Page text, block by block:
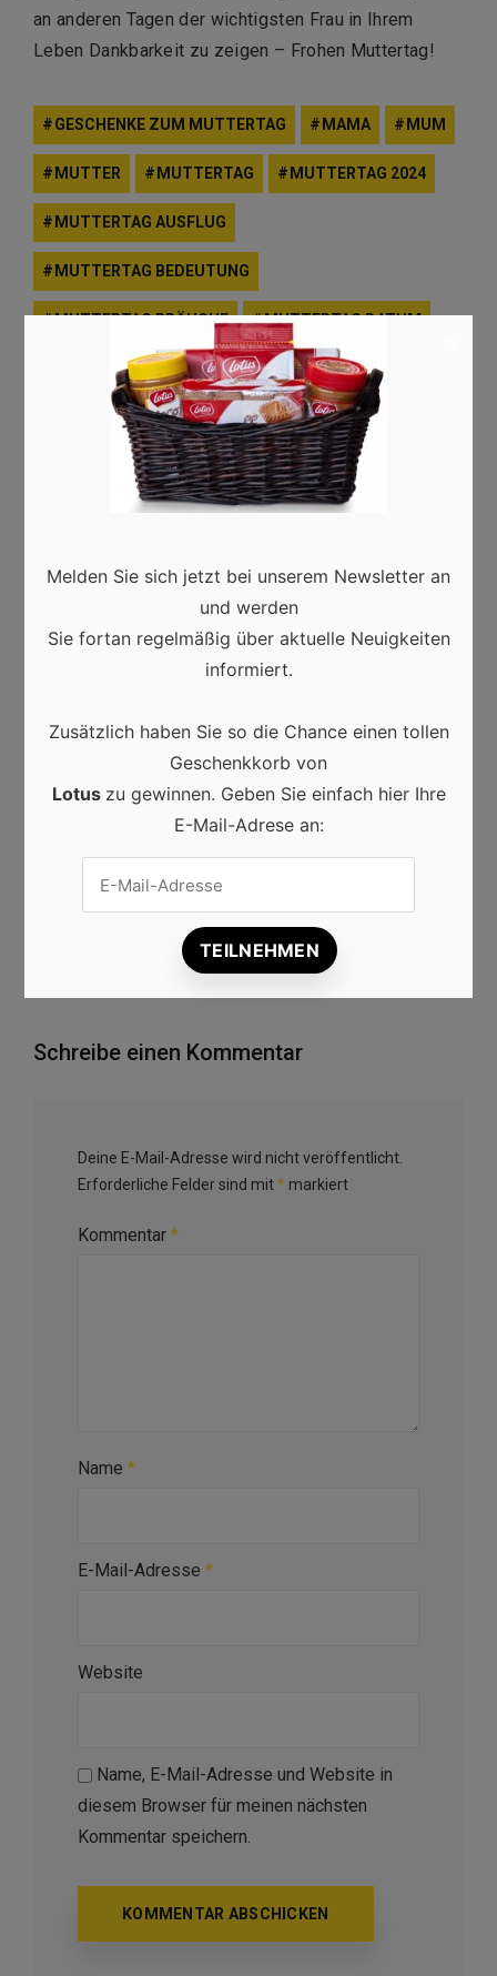
an anderen Tagen der wichtigsten Frau in Ihrem
Leben Dankbarkeit zu zeigen – Frohen Muttertag!
GESCHENKE ZUM MUTTERTAG MAMA MUM
MUTTER MUTTERTAG MUTTERTAG 2024
MUTTERTAG AUSFLUG
MUTTERTAG BEDEUTUNG
MUTTERTAG BRÄUCHE MUTTERTAG DATUM
MUTTERTAG DEUTSCHLAND
MUTTERTAG FEIERN MUTTERTAG GESCHICHTE
MUTTERTAG HERKUNFT
MUTTERTAG TRADITIONEN
Deutschland: Was Sie wissen müssen
Cawö Handtücher: Komfort und Stil für
Ihr Badezimmer
10/05/2024
Schreibe einen Kommentar
Deine E-Mail-Adresse wird nicht veröffentlicht.
Erforderliche Felder sind mit* markiert
Kommentar *
Name *
E-Mail-Adresse *
Website
Name, E-Mail-Adresse und Website in
diesem Browser für meinen nächsten
Kommentar speichern.
Melden Sie sich jetzt bei unserem Newsletter an
und werden
Sie fortan regelmäßig über aktuelle Neuigkeiten
informiert.
Zusätzlich haben Sie so die Chance einen tollen
Geschenkkorb von
Lotus zu gewinnen. Geben Sie einfach hier Ihre
E-Mail-Adrese an: